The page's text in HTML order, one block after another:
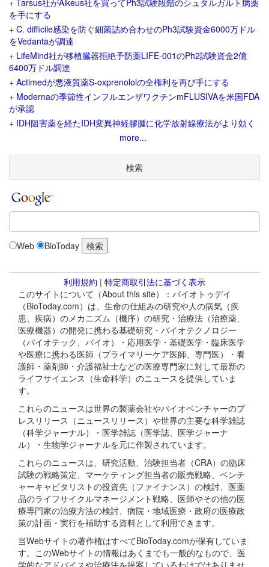
+ Tarsus社がAlkeus社を買ってPh3試験段階のシュタルガルト病薬
を手にする
+ C. difficile感染を防ぐ細菌詰め合わせのPh3試験資金6000万ドル
をVedantaが調達
+ LifeMind社が移植臓器拒絶予防薬LIFE-001のPh2試験資金2億
6400万ドル調達
+ Actimedが悪液質薬S-oxprenololの全権利を再び手にする
+ Modernaの季節性インフルエンザワクチンmFLUSIVAを米国FDA
が承認
+ IDH阻害薬を経たIDH変異神経膠腫に化学放射線療法がより効く
more...
検索
Web BioToday
利用規約 | 特定商取引法に基づく表示
このサイトについて（About this site）：バイオトゥデイ
（BioToday.com）は、生命の仕組みの研究や人の病気（疾
患、疾病）のメカニズム（機序）の研究・治療法（治療薬、
医療機器）の開発に携わる基礎研究・バイオテクノロジー
（バイオテック、バイオ）・応用医学・基礎医学・臨床医学
や医療に携わる医師（プライマリーケア医師、専門医）・看
護師・薬剤師・介護福祉士などの医療専門家に対して最新の
ライフサイエンス（生命科学）のニュースを提供していま
す。
これらのニュースは世界の製薬会社やバイオベンチャーのプ
レスリリース（ニュースリリース）や世界の主要な科学雑誌
（科学ジャーナル）・医学雑誌（医学誌、医学ジャーナ
ル）・生物学ジャーナルを元に作製されています。
これらのニュースは、研究活動、治験担当者（CRA）の臨床
試験の戦略策定、マーケティング担当者の販売戦略、ベンチ
ャーキャピタリストの投資先（ファイナンス）の検討、医薬
品のライフサイクルマネージメント戦略、医師やその他の医
療専門家の治療方法の検討、病院・地域医療・政府の医療政
策の計画・実行を補助する資料として利用できます。
当Webサイトの著作権はすべてBioToday.comが保有していま
す。このWebサイトの情報はあくまでも一般的なもので、医